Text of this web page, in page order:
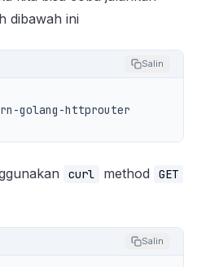
dibawah ini
Salin
golang-httprouter
curl method GET
Salin